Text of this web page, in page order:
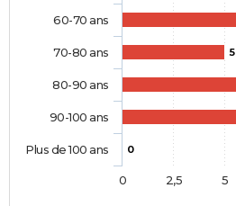
5
0
60-70 ans
70-80 ans
80-90 ans
90-100 ans
Plus de 100 ans
0 2,5 5